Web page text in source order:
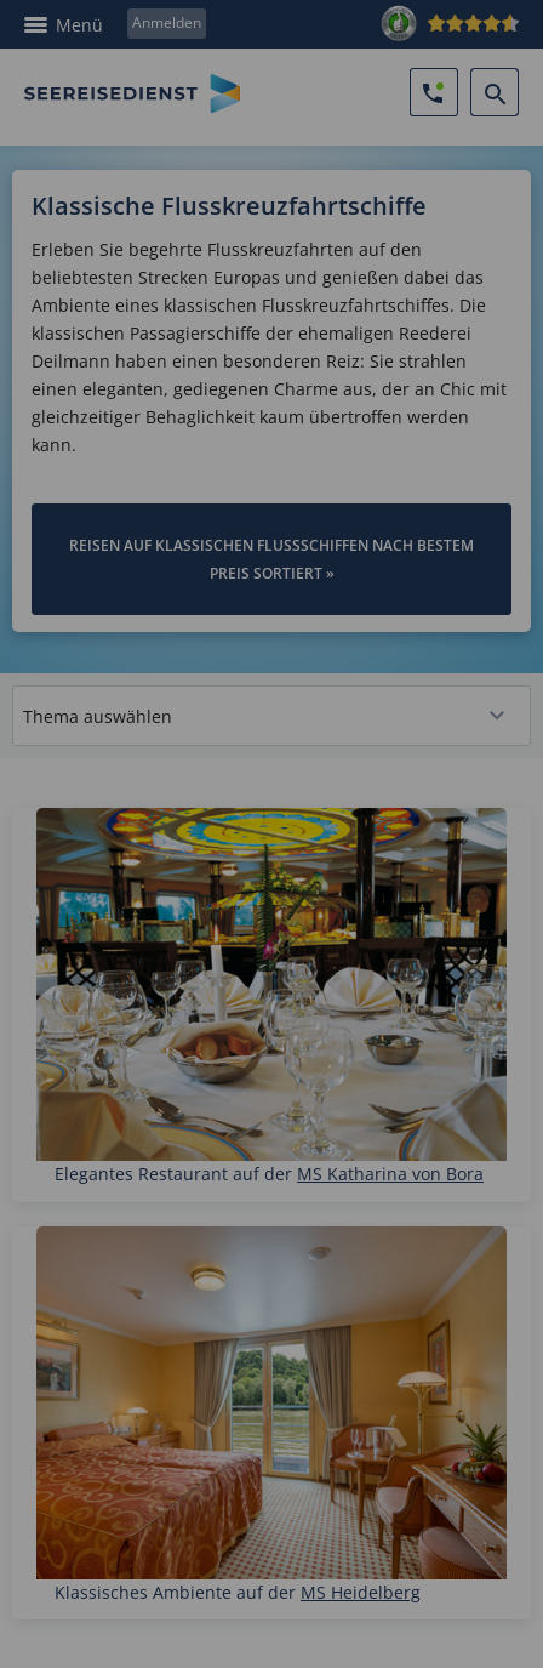
Menü Anmelden
Klassische Flusskreuzfahrtschiffe
Erleben Sie begehrte Flusskreuzfahrten auf den
beliebtesten Strecken Europas und genießen dabei das
Ambiente eines klassischen Flusskreuzfahrtschiffes. Die
klassischen Passagierschiffe der ehemaligen Reederei
Deilmann haben einen besonderen Reiz: Sie strahlen
einen eleganten, gediegenen Charme aus, der an Chic mit
gleichzeitiger Behaglichkeit kaum übertroffen werden
kann.
REISEN AUF KLASSISCHEN FLUSSSCHIFFEN NACH BESTEM
PREIS SORTIERT »
Elegantes Restaurant auf der MS Katharina von Bora
Klassisches Ambiente auf der MS Heidelberg